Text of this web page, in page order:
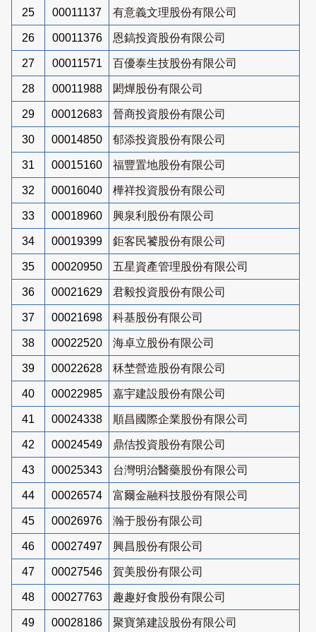
25 00011137 有意義文理股份有限公司
26 00011376 恩鎬投資股份有限公司
27 00011571 百優泰生技股份有限公司
28 00011988 閎燁股份有限公司
29 00012683 晉商投資股份有限公司
30 00014850 郁添投資股份有限公司
31 00015160 福豐置地股份有限公司
32 00016040 樺祥投資股份有限公司
33 00018960 興泉利股份有限公司
34 00019399 鉅客民饕股份有限公司
35 00020950 五星資產管理股份有限公司
36 00021629 君毅投資股份有限公司
37 00021698 科基股份有限公司
38 00022520 海卓立股份有限公司
39 00022628 秝埜營造股份有限公司
40 00022985 嘉宇建設股份有限公司
41 00024338 順昌國際企業股份有限公司
42 00024549 鼎佶投資股份有限公司
43 00025343 台灣明治醫藥股份有限公司
44 00026574 富爾金融科技股份有限公司
45 00026976 瀚于股份有限公司
46 00027497 興昌股份有限公司
47 00027546 賀美股份有限公司
48 00027763 趣趣好食股份有限公司
49 00028186 聚寶第建設股份有限公司